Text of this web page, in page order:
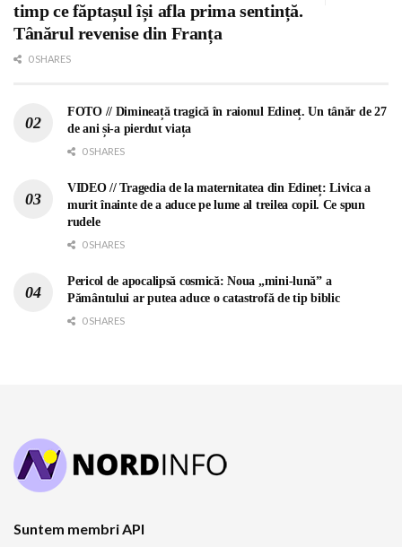
timp ce făptașul își afla prima sentință.
Tânărul revenise din Franța
0 SHARES
FOTO // Dimineață tragică în raionul Edineț. Un tânăr de 27
de ani și-a pierdut viața
0 SHARES
VIDEO // Tragedia de la maternitatea din Edineț: Livica a
murit înainte de a aduce pe lume al treilea copil. Ce spun
rudele
0 SHARES
Pericol de apocalipsă cosmică: Noua „mini-lună” a
Pământului ar putea aduce o catastrofă de tip biblic
0 SHARES
Suntem membri API